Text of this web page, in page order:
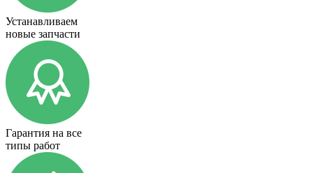
Устанавливаем
новые запчасти
Гарантия на все
типы работ